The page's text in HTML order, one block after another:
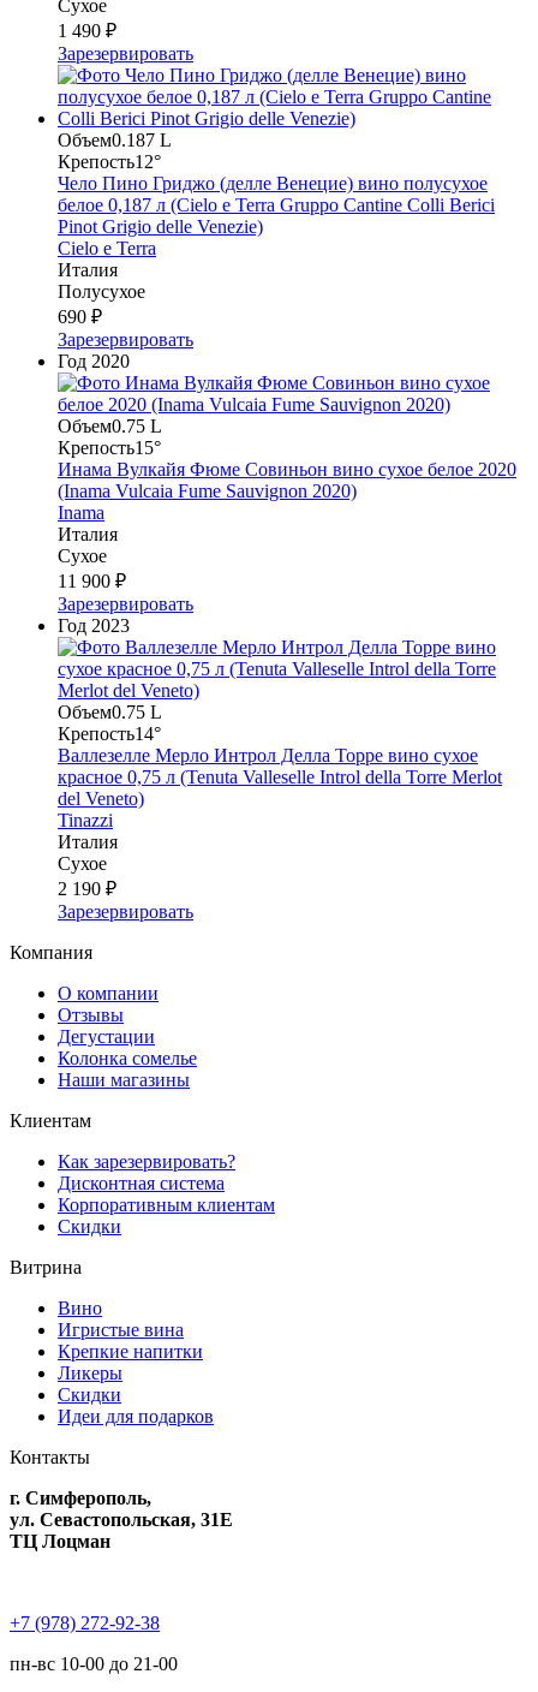
Сухое
1 490 ₽
Зарезервировать
Объем0.187 L
Крепость12°
Чело Пино Гриджо (делле Венецие) вино полусухое
белое 0,187 л (Cielo e Terra Gruppo Cantine Colli Berici
Pinot Grigio delle Venezie)
Cielo e Terra
Италия
Полусухое
690 ₽
Зарезервировать
Год 2020
Объем0.75 L
Крепость15°
Инама Вулкайя Фюме Совиньон вино сухое белое 2020
(Inama Vulcaia Fume Sauvignon 2020)
Inama
Италия
Сухое
11 900 ₽
Зарезервировать
Год 2023
Объем0.75 L
Крепость14°
Валлезелле Мерло Интрол Делла Торре вино сухое
красное 0,75 л (Tenuta Valleselle Introl della Torre Merlot
del Veneto)
Tinazzi
Италия
Сухое
2 190 ₽
Зарезервировать
Компания
О компании
Отзывы
Дегустации
Колонка сомелье
Наши магазины
Клиентам
Как зарезервировать?
Дисконтная система
Корпоративным клиентам
Скидки
Витрина
Вино
Игристые вина
Крепкие напитки
Ликеры
Скидки
Идеи для подарков
Контакты
г. Симферополь,
ул. Севастопольская, 31Е
ТЦ Лоцман
+7 (978) 272-92-38
пн-вс 10-00 до 21-00